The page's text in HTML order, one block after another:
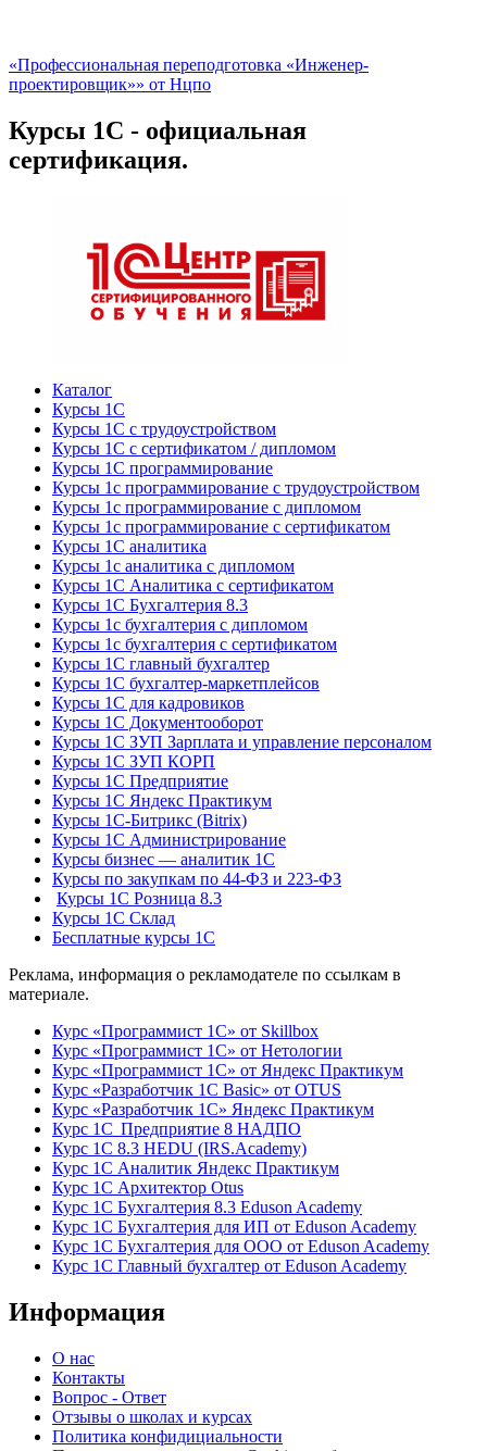
«Профессиональная переподготовка «Инженер-
проектировщик»» от Нцпо
Курсы 1С - официальная
сертификация.
Каталог
Курсы 1С
Курсы 1С с трудоустройством
Курсы 1С с сертификатом / дипломом
Курсы 1С программирование
Курсы 1с программирование с трудоустройством
Курсы 1с программирование с дипломом
Курсы 1с программирование с сертификатом
Курсы 1С аналитика
Курсы 1с аналитика с дипломом
Курсы 1С Аналитика с сертификатом
Курсы 1С Бухгалтерия 8.3
Курсы 1с бухгалтерия с дипломом
Курсы 1с бухгалтерия с сертификатом
Курсы 1С главный бухгалтер
Курсы 1С бухгалтер-маркетплейсов
Курсы 1С для кадровиков
Курсы 1С Документооборот
Курсы 1С ЗУП Зарплата и управление персоналом
Курсы 1С ЗУП КОРП
Курсы 1С Предприятие
Курсы 1С Яндекс Практикум
Курсы 1С-Битрикс (Bitrix)
Курсы 1С Администрирование
Курсы бизнес — аналитик 1С
Курсы по закупкам по 44‑ФЗ и 223‑ФЗ
Курсы 1С Розница 8.3
Курсы 1С Склад
Бесплатные курсы 1С
Реклама, информация о рекламодателе по ссылкам в
материале.
Курс «Программист 1С» от Skillbox
Курс «Программист 1С» от Нетологии
Курс «Программист 1С» от Яндекс Практикум
Курс «Разработчик 1С Basic» от OTUS
Курс «Разработчик 1С» Яндекс Практикум
Курс 1С Предприятие 8 НАДПО
Курс 1С 8.3 HEDU (IRS.Academy)
Курс 1С Аналитик Яндекс Практикум
Курс 1С Архитектор Otus
Курс 1С Бухгалтерия 8.3 Eduson Academy
Курс 1С Бухгалтерия для ИП от Eduson Academy
Курс 1С Бухгалтерия для ООО от Eduson Academy
Курс 1С Главный бухгалтер от Eduson Academy
Информация
О нас
Контакты
Вопрос - Ответ
Отзывы о школах и курсах
Политика конфидициальности